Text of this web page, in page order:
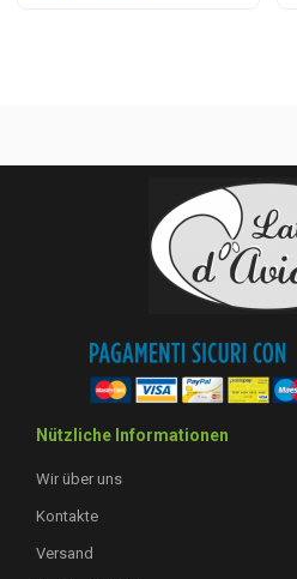
Nützliche Informationen
Wir über uns
Kontakte
Versand